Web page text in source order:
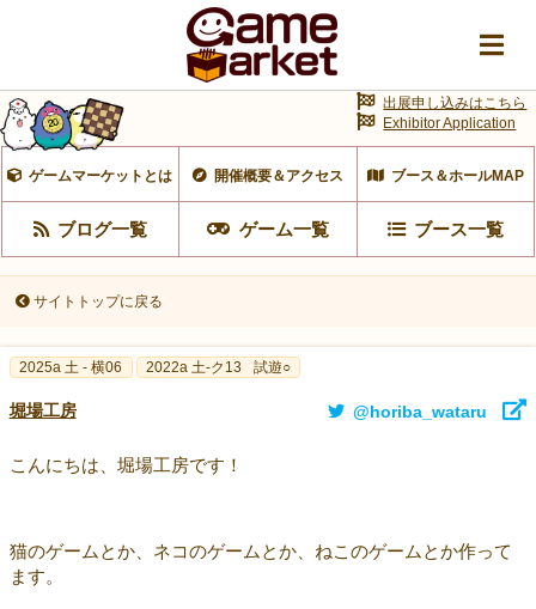
ゲームマーケットとは 開催概要＆アクセス ブース＆ホールMAP
ブログ一覧 ゲーム一覧 ブース一覧
出展申し込みはこちら
Exhibitor Application
サイトトップに戻る
2025a 土 - 横06 2022a 土-ク13 試遊○
堀場工房 @horiba_wataru
こんにちは、堀場工房です！
猫のゲームとか、ネコのゲームとか、ねこのゲームとか作って
ます。